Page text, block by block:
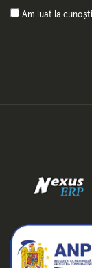
Am luat la